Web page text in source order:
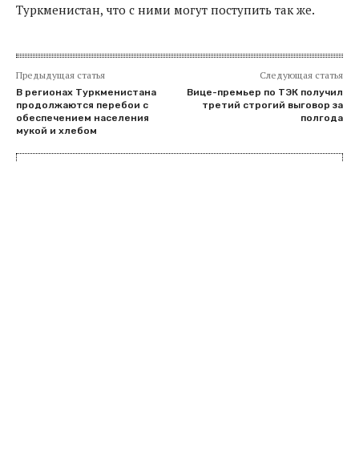
Туркменистан, что с ними могут поступить так же.
Предыдущая статья
В регионах Туркменистана
продолжаются перебои с
обеспечением населения
мукой и хлебом
Следующая статья
Вице-премьер по ТЭК получил
третий строгий выговор за
полгода